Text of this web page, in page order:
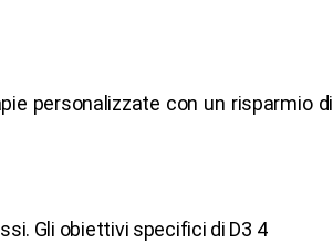
personalizzate con un risparmio di
Gli obiettivi specifici di D3 4